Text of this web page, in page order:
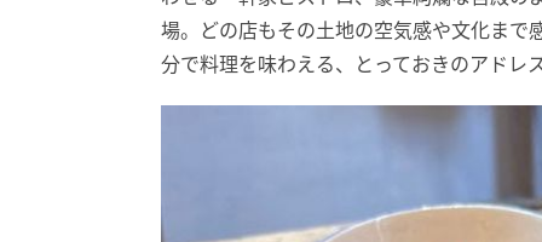
場。どの店もその土地の空気感や文化まで
分で料理を味わえる、とっておきのアドレ